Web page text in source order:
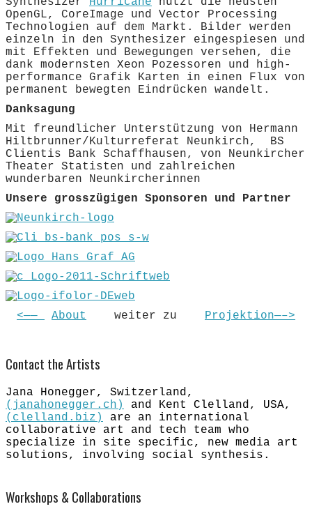
OpenGL, CoreImage und Vector Processing
Technologien auf dem Markt. Bilder werden
einzeln in den Synthesizer eingespiesen und
mit Effekten und Bewegungen versehen, die
dank modernsten Xeon Pozessoren und high-
performance Grafik Karten in einen Flux von
permanent bewegten Eindrücken wandelt.
Danksagung
Mit freundlicher Unterstützung von Hermann
Hiltbrunner/Kulturreferat Neunkirch, BS
Clientis Bank Schaffhausen, von Neunkircher
Theater Statisten und zahlreichen
wunderbaren Neunkircherinnen
Unsere grosszügigen Sponsoren und Partner
<—— About weiter zu Projektion—–>
Contact the Artists
Jana Honegger, Switzerland,
(janahonegger.ch)
​and Kent Clelland, USA,
(clelland.biz)
are an international
collaborative art and tech team who
specialize in site specific, new media art
solutions, involving social synthesis.
Workshops & Collaborations